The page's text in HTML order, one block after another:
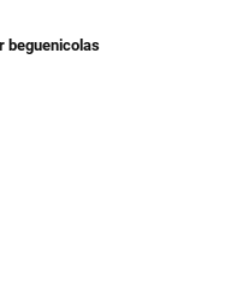
beguenicolas